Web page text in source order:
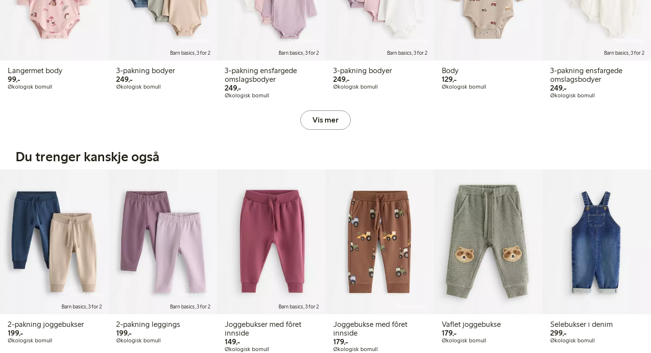
Langermet body
99,-99,00 kr
Økologisk bomull
Barn basics, 3 for 2
3-pakning bodyer
249,-249,00 kr
Økologisk bomull
Online edition
Barn basics, 3 for 2
3-pakning ensfargede
omslagsbodyer
249,-249,00 kr
Økologisk bomull
Barn basics, 3 for 2
3-pakning bodyer
249,-249,00 kr
Økologisk bomull
Body
129,-129,00 kr
Økologisk bomull
Barn basics, 3 for 2
3-pakning ensfargede
omslagsbodyer
249,-249,00 kr
Økologisk bomull
Vis mer
Du trenger kanskje også
Online edition
Barn basics, 3 for 2
2-pakning joggebukser
199,-199,00 kr
Økologisk bomull
Online edition
Barn basics, 3 for 2
2-pakning leggings
199,-199,00 kr
Økologisk bomull
Barn basics, 3 for 2
Joggebukser med fôret
innside
149,-149,00 kr
Økologisk bomull
Joggebukse med fôret
innside
179,-179,00 kr
Økologisk bomull
Vaflet joggebukse
179,-179,00 kr
Økologisk bomull
Selebukser i denim
299,-299,00 kr
Økologisk bomull